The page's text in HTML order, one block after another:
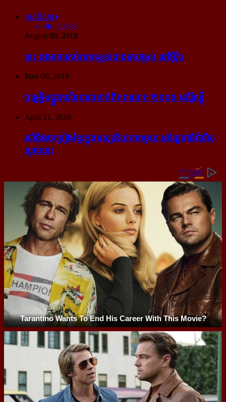
អានពិស្ដារ
20858
August 09, 2018
នេះ ជា​អាគារ​កប់​ពពក​ខ្ពស់​ជាង​គេ​បង្អស់ នៅ​អ៊ឺរ៉ុប
June 06, 2018
ចម្រៀង​ផ្លូវការ​នៃ​បាល់ទាត់​ពិភពលោក ២០១៨ នៅ​រ៉ូស្ស៊ី
April 21, 2018
របាំ​និង​ចម្រៀង​ខ្មែរ​ក្នុង​ទស្សនីយភាព​មួយ នៅ​រដ្ឋធានី​ប៉ារីស​
ល្ងាច​នេះ